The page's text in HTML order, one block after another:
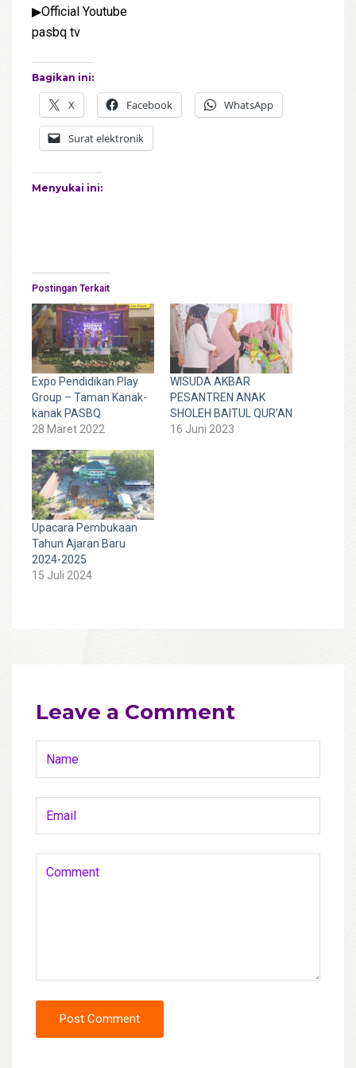
▶Official Youtube
pasbq tv
Bagikan ini:
X Facebook WhatsApp
Surat elektronik
Menyukai ini:
Postingan Terkait
Expo Pendidikan Play
Group – Taman Kanak-
kanak PASBQ
28 Maret 2022
WISUDA AKBAR
PESANTREN ANAK
SHOLEH BAITUL QUR’AN
16 Juni 2023
Upacara Pembukaan
Tahun Ajaran Baru
2024-2025
15 Juli 2024
Leave a Comment
Post Comment